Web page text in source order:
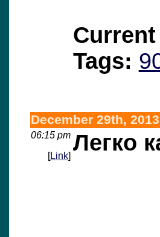
Tags:
December 29th, 2013
06:15 pm
[Link]
Легко